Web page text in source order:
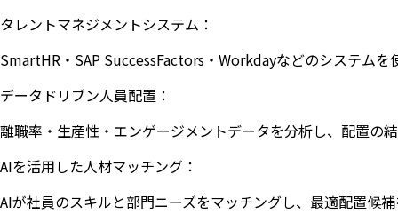
タレントマネジメントシステム：
SmartHR・SAP SuccessFactors・Workdayなどのシステム
データドリブン人員配置：
離職率・生産性・エンゲージメントデータを分析し、配置の
AIを活用した人材マッチング：
AIが社員のスキルと部門ニーズをマッチングし、最適配置候